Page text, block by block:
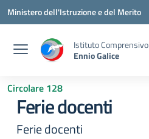
Vai ai contenuti
Vai al menu di navigazione
Vai al footer
Ministero dell'Istruzione e del Merito
Istituto Comprensivo
Ennio Galice
Circolare 128
Ferie docenti
Ferie docenti